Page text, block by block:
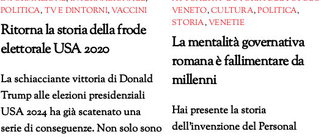
POLITICA, TV E DINTORNI,VACCINI
Ritorna la storia della frode
elettorale USA 2020
La schiacciante vittoria di Donald
Trump alle elezioni presidenziali
USA 2024 ha già scatenato una
serie di conseguenze. Non solo sono
VENETO,CULTURA,POLITICA,
STORIA,VENETIE
La mentalità governativa
romana è fallimentare da
millenni
Hai presente la storia
dell’invenzione del Personal